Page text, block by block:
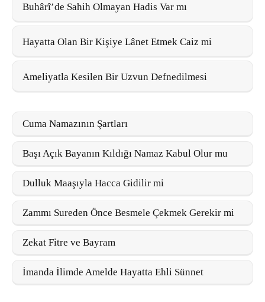
Buhârî’de Sahih Olmayan Hadis Var mı
Hayatta Olan Bir Kişiye Lânet Etmek Caiz mi
Ameliyatla Kesilen Bir Uzvun Defnedilmesi
Cuma Namazının Şartları
Başı Açık Bayanın Kıldığı Namaz Kabul Olur mu
Dulluk Maaşıyla Hacca Gidilir mi
Zammı Sureden Önce Besmele Çekmek Gerekir mi
Zekat Fitre ve Bayram
İmanda İlimde Amelde Hayatta Ehli Sünnet